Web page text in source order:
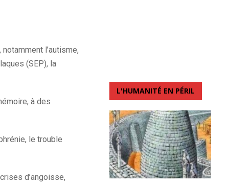
l’autisme,
(SEP), la
à des
le trouble
d’angoisse,
L'HUMANITÉ EN PÉRIL